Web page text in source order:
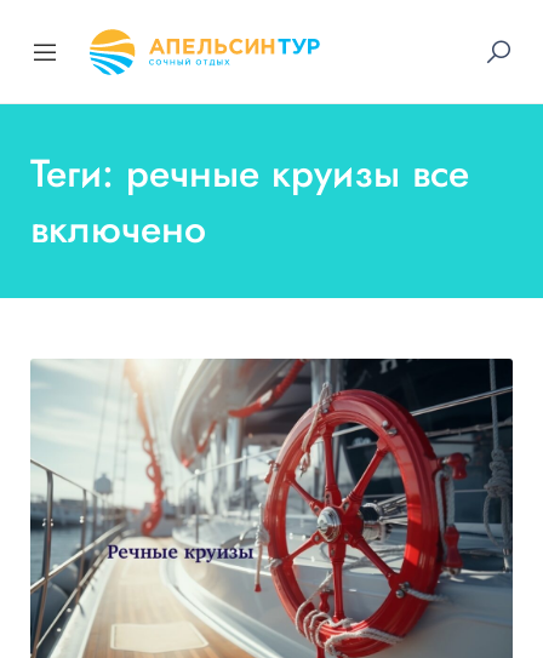
Теги: речные круизы все
включено